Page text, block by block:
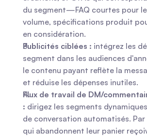
du segment—FAQ courtes pour
volume, spécifications produit
en considération.
Publicités ciblées : intégrez les
segment dans les audiences
le contenu payant reflète la
et réduise les dépenses inutiles.
Flux de travail de DM/
: dirigez les segments
de conversation automatisés. Par
qui abandonnent leur panier